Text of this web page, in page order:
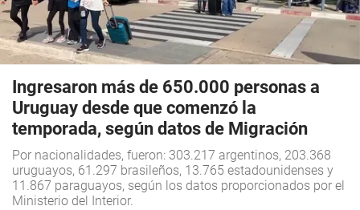
Ingresaron más de 650.000 personas a
Uruguay desde que comenzó la
temporada, según datos de Migración
Por nacionalidades, fueron: 303.217 argentinos, 203.368
uruguayos, 61.297 brasileños, 13.765 estadounidenses y
11.867 paraguayos, según los datos proporcionados por el
Ministerio del Interior.